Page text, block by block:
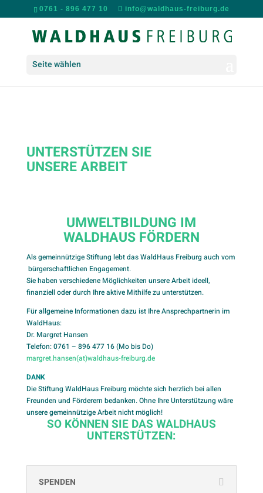
0761 - 896 477 10 info@waldhaus-freiburg.de
Seite wählen
UNTERSTÜTZEN SIE
UNSERE ARBEIT
UMWELTBILDUNG IM
WALDHAUS FÖRDERN
Als gemeinnützige Stiftung lebt das WaldHaus Freiburg auch vom
bürgerschaftlichen Engagement.
Sie haben verschiedene Möglichkeiten unsere Arbeit ideell,
finanziell oder durch Ihre aktive Mithilfe zu unterstützen.
Für allgemeine Informationen dazu ist Ihre Ansprechpartnerin im
WaldHaus:
Dr. Margret Hansen
Telefon: 0761 – 896 477 16 (Mo bis Do)
margret.hansen(at)waldhaus-freiburg.de
DANK
Die Stiftung WaldHaus Freiburg möchte sich herzlich bei allen
Freunden und Förderern bedanken. Ohne Ihre Unterstützung wäre
unsere gemeinnützige Arbeit nicht möglich!
SO KÖNNEN SIE DAS WALDHAUS
UNTERSTÜTZEN:
SPENDEN